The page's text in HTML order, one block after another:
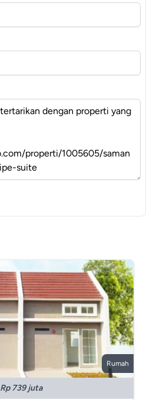
Rumah
Rp 739 juta